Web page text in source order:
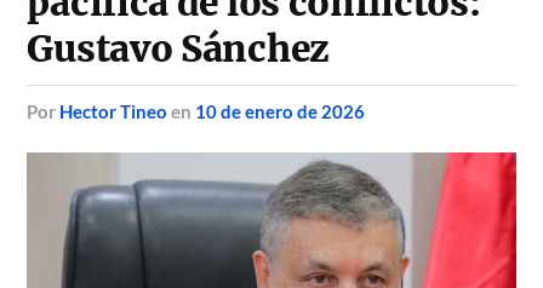
Gustavo Sánchez
por Hector Tineo en 10 de enero de 2026